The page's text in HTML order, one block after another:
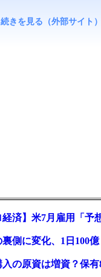
続きを見る（外部サイト）